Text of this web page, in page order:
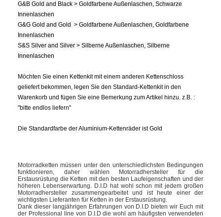
G&B Gold and Black > Goldfarbene Außenlaschen, Schwarze
Innenlaschen
G&G Gold and Gold > Goldfarbene Außenlaschen, Goldfarbene
Innenlaschen
S&S Silver and Silver > Silberne Außenlaschen, Silberne
Innenlaschen
Möchten Sie einen Kettenkit mit einem anderen Kettenschloss
geliefert bekommen, legen Sie den Standard-Kettenkit in den
Warenkorb und fügen Sie eine Bemerkung zum Artikel hinzu. z.B. :
"bitte endlos liefern"
Die Standardfarbe der Aluminium-Kettenräder ist Gold
Motorradketten müssen unter den unterschiedlichsten Bedingungen
funktionieren, daher wählen Motorradhersteller für die
Erstausrüstung die Ketten mit den besten Laufeigenschaften und der
höheren Lebenserwartung. D.I.D hat wohl schon mit jedem großen
Motorradhersteller zusammengearbeitet und ist heute einer der
wichtigsten Lieferanten für Ketten in der Erstausrüstung.
Dank dieser langjährigen Erfahrungen von D.I.D bieten wir Euch mit
der Professional line von D.I.D die wohl am häufigsten verwendeten